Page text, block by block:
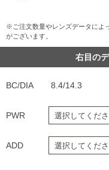
※ご注文数量やレンズデータによ
がございます。
右目の
BC/DIA 8.4/14.3
PWR
ADD